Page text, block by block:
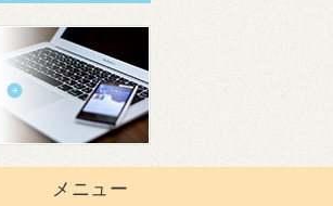
メニュー